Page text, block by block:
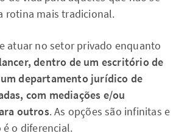
rotina mais tradicional.
atuar no setor privado enquanto
dentro de um escritório de
departamento jurídico de
com mediações e/ou
outros. As opções são infinitas e
o diferencial.